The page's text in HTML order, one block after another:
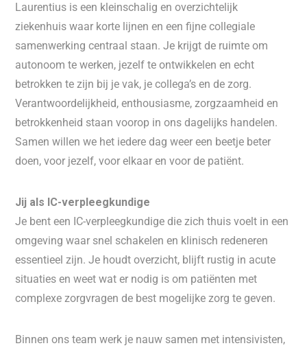
Laurentius is een kleinschalig en overzichtelijk
ziekenhuis waar korte lijnen en een fijne collegiale
samenwerking centraal staan. Je krijgt de ruimte om
autonoom te werken, jezelf te ontwikkelen en echt
betrokken te zijn bij je vak, je collega’s en de zorg.
Verantwoordelijkheid, enthousiasme, zorgzaamheid en
betrokkenheid staan voorop in ons dagelijks handelen.
Samen willen we het iedere dag weer een beetje beter
doen, voor jezelf, voor elkaar en voor de patiënt.
Jij als IC-verpleegkundige
Je bent een IC-verpleegkundige die zich thuis voelt in een
omgeving waar snel schakelen en klinisch redeneren
essentieel zijn. Je houdt overzicht, blijft rustig in acute
situaties en weet wat er nodig is om patiënten met
complexe zorgvragen de best mogelijke zorg te geven.
Binnen ons team werk je nauw samen met intensivisten,